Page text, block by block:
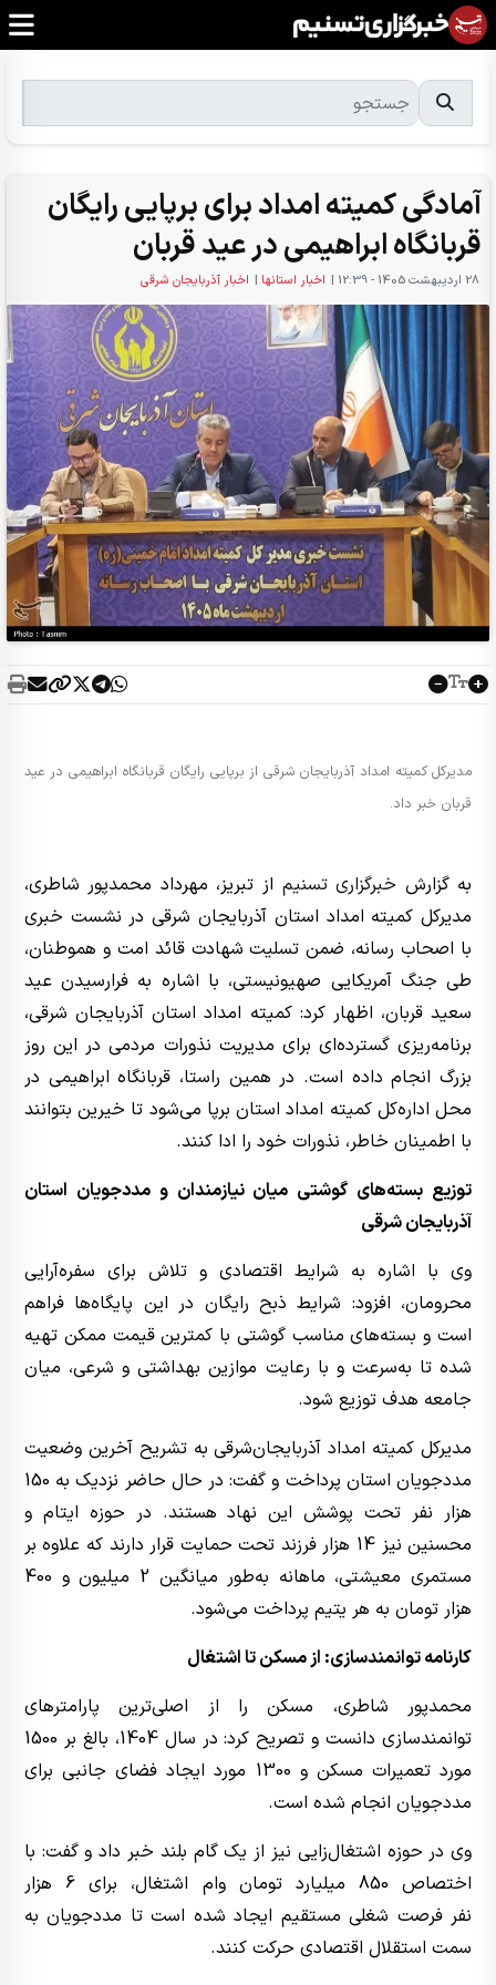
آمادگی کمیته امداد برای برپایی رایگان
قربانگاه ابراهیمی در عید قربان
28 ارديبهشت 1405 - 12:39 | اخبار استانها | اخبار آذربایجان شرقی
مدیرکل کمیته امداد آذربایجان شرقی از برپایی رایگان قربانگاه ابراهیمی در عید
قربان خبر داد.
به گزارش خبرگزاری تسنیم از تبریز، مهرداد محمدپور شاطری،
مدیرکل کمیته امداد استان آذربایجان شرقی در نشست خبری
با اصحاب رسانه، ضمن تسلیت شهادت قائد امت و هموطنان،
طی جنگ آمریکایی صهیونیستی، با اشاره به فرارسیدن عید
سعید قربان، اظهار کرد: کمیته امداد استان آذربایجان شرقی،
برنامه‌ریزی گسترده‌ای برای مدیریت نذورات مردمی در این روز
بزرگ انجام داده است. در همین راستا، قربانگاه ابراهیمی در
محل اداره‌کل کمیته امداد استان برپا می‌شود تا خیرین بتوانند
با اطمینان خاطر، نذورات خود را ادا کنند.
توزیع بسته‌های گوشتی میان نیازمندان و مددجویان استان
آذربایجان شرقی
وی با اشاره به شرایط اقتصادی و تلاش برای سفره‌آرایی
محرومان، افزود: شرایط ذبح رایگان در این پایگاه‌ها فراهم
است و بسته‌های مناسب گوشتی با کمترین قیمت ممکن تهیه
شده تا به‌سرعت و با رعایت موازین بهداشتی و شرعی، میان
جامعه هدف توزیع شود.
مدیرکل کمیته امداد آذربایجان‌شرقی به تشریح آخرین وضعیت
مددجویان استان پرداخت و گفت: در حال حاضر نزدیک به 150
هزار نفر تحت پوشش این نهاد هستند. در حوزه ایتام و
محسنین نیز 14 هزار فرزند تحت حمایت قرار دارند که علاوه بر
مستمری معیشتی، ماهانه به‌طور میانگین 2 میلیون و 400
هزار تومان به هر یتیم پرداخت می‌شود.
کارنامه توانمندسازی: از مسکن تا اشتغال
محمدپور شاطری، مسکن را از اصلی‌ترین پارامترهای
توانمندسازی دانست و تصریح کرد: در سال 1404، بالغ بر 1500
مورد تعمیرات مسکن و 1300 مورد ایجاد فضای جانبی برای
مددجویان انجام شده است.
وی در حوزه اشتغال‌زایی نیز از یک گام بلند خبر داد و گفت: با
اختصاص 850 میلیارد تومان وام اشتغال، برای 6 هزار
نفر فرصت شغلی مستقیم ایجاد شده است تا مددجویان به
سمت استقلال اقتصادی حرکت کنند.